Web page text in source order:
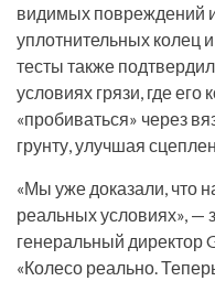
видимых повреждений
уплотнительных
тесты также
условиях грязи, где его
«пробиваться» через
грунту, улучшая
«Мы уже доказали, что
реальных условиях», —
генеральный директор
«Колесо реально.